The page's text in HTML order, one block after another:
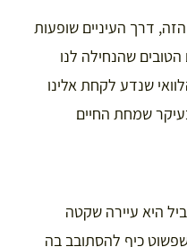
דרך העיניים שופעות
שהנחילה לנו
שנדע לקחת אלינו
שמחת החיים
היא עיירה שקטה
כיף להסתובב בה